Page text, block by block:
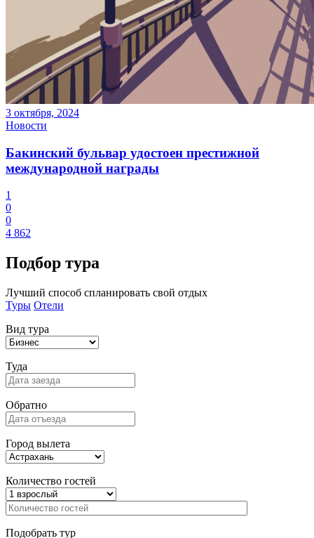
3 октября, 2024
Новости
Бакинский бульвар удостоен престижной
международной награды
1
0
0
4 862
Подбор тура
Лучший способ спланировать свой отдых
Туры Отели
Вид тура
Туда
Обратно
Город вылета
Количество гостей
Подобрать тур